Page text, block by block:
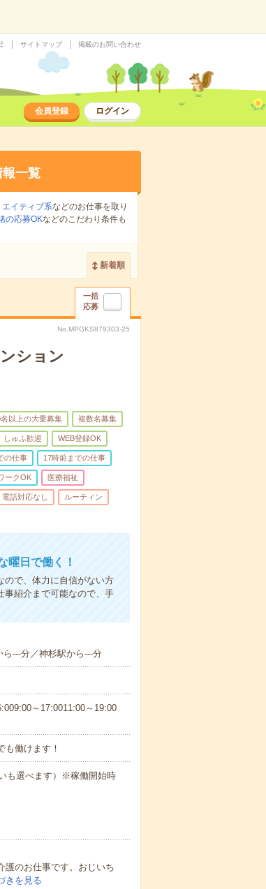
サイトマップ 掲載のお問い合わせ
会員登録 ログイン
一覧
エイティブ系などのお仕事を取り
の応募OKなどのこだわり条件も
新着順
一括
応募
No.MPGKS879303-25
ション
名以上の大量募集 複数名募集
しゅふ歓迎 WEB登録OK
の仕事 17時前までの仕事
ークOK 医療福祉
電話対応なし ルーティン
曜日で働く！
で、体力に自信がない方
紹介まで可能なので、手
---分／神杉駅から---分
～17:0011:00～19:00
働けます！
も選べます）※稼働開始時
護のお仕事です。おじいち
きを見る